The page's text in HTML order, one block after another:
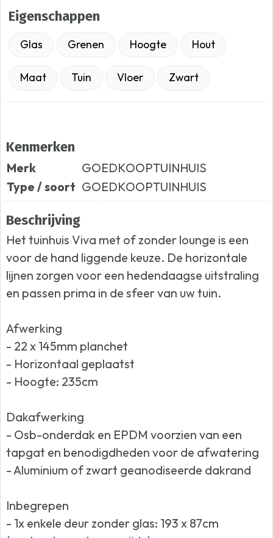
Eigenschappen
Glas Grenen Hoogte Hout
Maat Tuin Vloer Zwart
Kenmerken
Merk
GOEDKOOPTUINHUIS
Type / soort GOEDKOOPTUINHUIS
Beschrijving
Het tuinhuis Viva met of zonder lounge is een
voor de hand liggende keuze. De horizontale
lijnen zorgen voor een hedendaagse uitstraling
en passen prima in de sfeer van uw tuin.
Afwerking
- 22 x 145mm planchet
- Horizontaal geplaatst
- Hoogte: 235cm
Dakafwerking
- Osb-onderdak en EPDM voorzien van een
tapgat en benodigdheden voor de afwatering
- Aluminium of zwart geanodiseerde dakrand
Inbegrepen
- 1x enkele deur zonder glas: 193 x 87cm